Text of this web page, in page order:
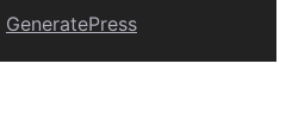
GeneratePress